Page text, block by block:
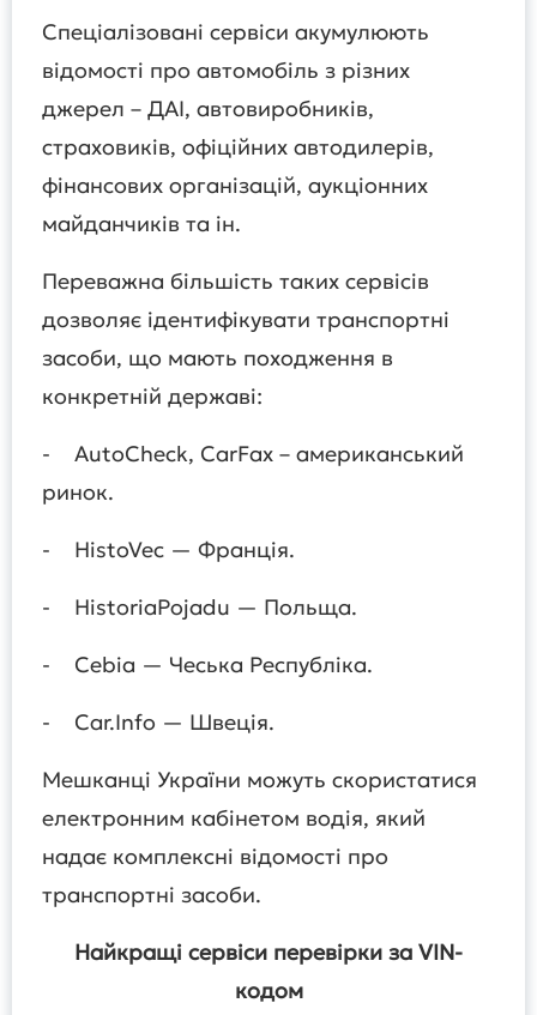
Спеціалізовані сервіси акумулюють
відомості про автомобіль з різних
джерел – ДАІ, автовиробників,
страховиків, офіційних автодилерів,
фінансових організацій, аукціонних
майданчиків та ін.
Переважна більшість таких сервісів
дозволяє ідентифікувати транспортні
засоби, що мають походження в
конкретній державі:
- AutoCheck, CarFax – американський
ринок.
- HistoVec — Франція.
- HistoriaPojadu — Польща.
- Cebia — Чеська Республіка.
- Car.Info — Швеція.
Мешканці України можуть скористатися
електронним кабінетом водія, який
надає комплексні відомості про
транспортні засоби.
Найкращі сервіси перевірки за VIN-
кодом